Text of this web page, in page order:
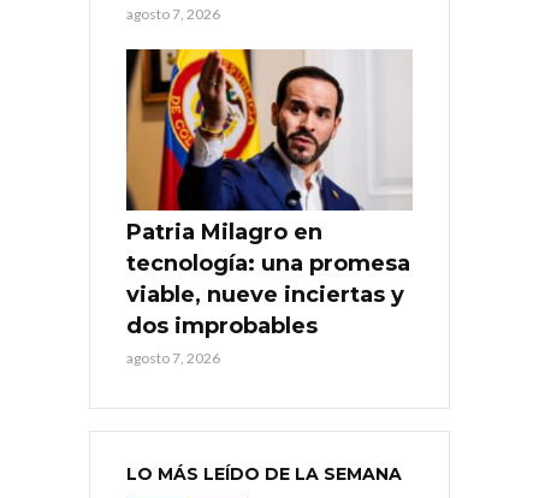
agosto 7, 2026
Patria Milagro en
tecnología: una promesa
viable, nueve inciertas y
dos improbables
agosto 7, 2026
LO MÁS LEÍDO DE LA SEMANA